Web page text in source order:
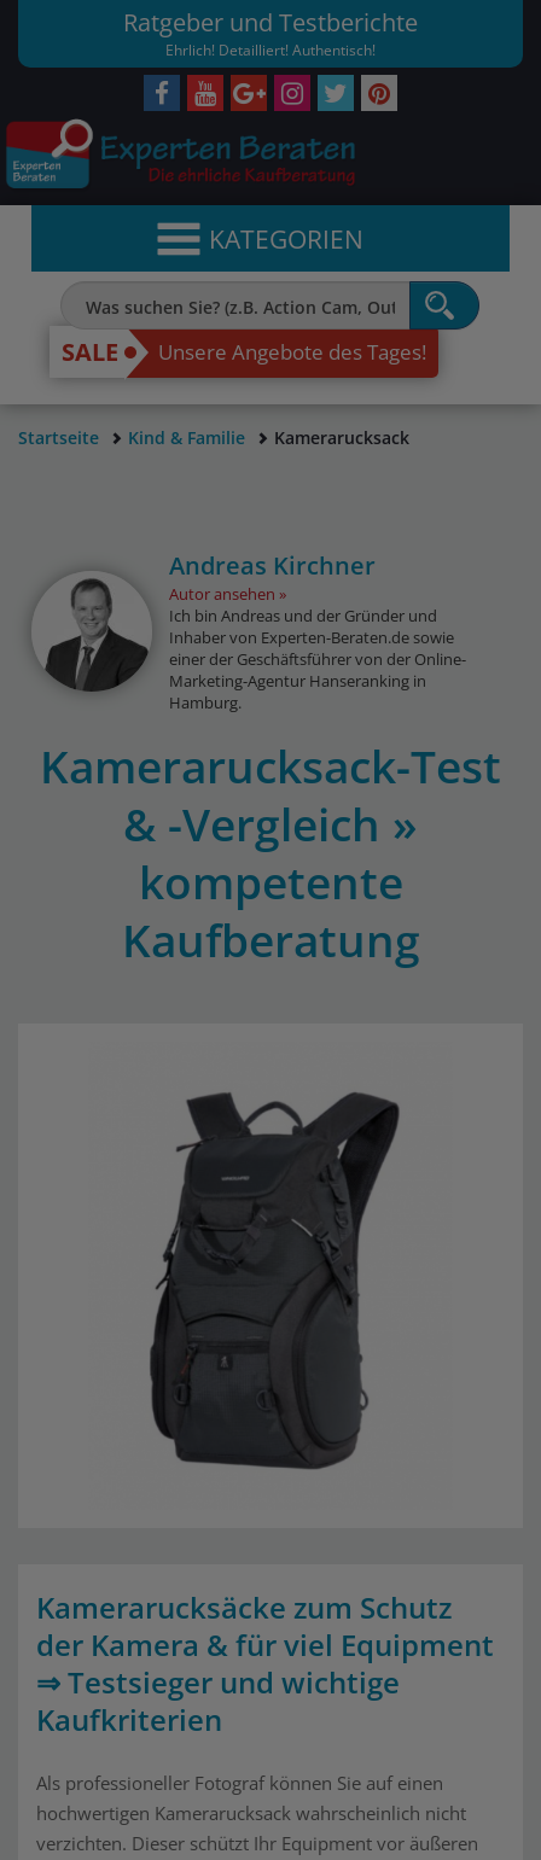
Ratgeber und Testberichte
Ehrlich! Detailliert! Authentisch!
KATEGORIEN
SALE Unsere Angebote des Tages!
Startseite Kind & Familie Kamerarucksack
Andreas Kirchner
Autor ansehen
Ich bin Andreas und der Gründer und
Inhaber von Experten-Beraten.de sowie
einer der Geschäftsführer von der Online-
Marketing-Agentur Hanseranking in
Hamburg.
Kamerarucksack-Test
& -Vergleich »
kompetente
Kaufberatung
Kamerarucksäcke zum Schutz
der Kamera & für viel Equipment
⇒ Testsieger und wichtige
Kaufkriterien
Als professioneller Fotograf können Sie auf einen
hochwertigen Kamerarucksack wahrscheinlich nicht
verzichten. Dieser schützt Ihr Equipment vor äußeren